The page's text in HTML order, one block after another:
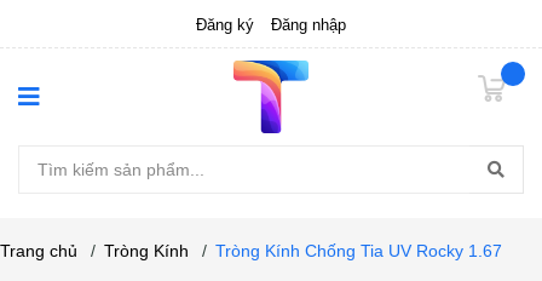
Đăng ký Đăng nhập
Trang chủ / Tròng Kính / Tròng Kính Chống Tia UV Rocky 1.67